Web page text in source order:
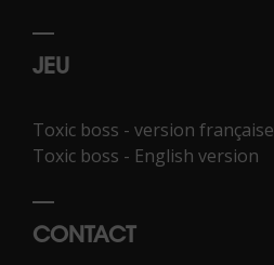
JEU
Toxic boss - version française
Toxic boss - English version
CONTACT